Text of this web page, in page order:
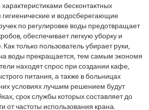
бесконтактных
и водосберегающие
по регулировке воды предотвращает
обеспечивает легкую уборку и
только пользователь убирает руки,
воды прекращается, тем самым экономя
находят спрос при создании кафе,
питания, а также в больницах
условиях лучшим решением будут
срок службы которых составляет до
от частоты использования крана.